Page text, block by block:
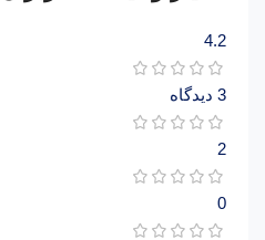
4.2
3 دیدگاه
2
0